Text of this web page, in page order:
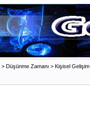
> Düşünme Zamanı > Kişisel Gelişim